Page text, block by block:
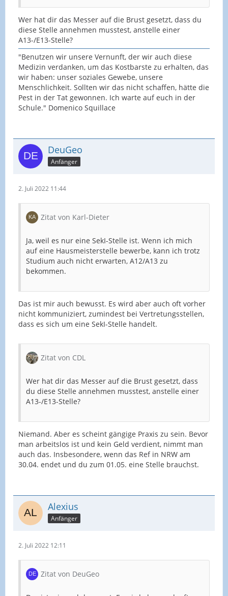
Wer hat dir das Messer auf die Brust gesetzt, dass du
diese Stelle annehmen musstest, anstelle einer
A13-/E13-Stelle?
"Benutzen wir unsere Vernunft, der wir auch diese
Medizin verdanken, um das Kostbarste zu erhalten, das
wir haben: unser soziales Gewebe, unsere
Menschlichkeit. Sollten wir das nicht schaffen, hätte die
Pest in der Tat gewonnen. Ich warte auf euch in der
Schule." Domenico Squillace
DeuGeo
Anfänger
2. Juli 2022 11:44
Zitat von Karl-Dieter
Ja, weil es nur eine SekI-Stelle ist. Wenn ich mich
auf eine Hausmeisterstelle bewerbe, kann ich trotz
Studium auch nicht erwarten, A12/A13 zu
bekommen.
Das ist mir auch bewusst. Es wird aber auch oft vorher
nicht kommuniziert, zumindest bei Vertretungsstellen,
dass es sich um eine SekI-Stelle handelt.
Zitat von CDL
Wer hat dir das Messer auf die Brust gesetzt, dass
du diese Stelle annehmen musstest, anstelle einer
A13-/E13-Stelle?
Niemand. Aber es scheint gängige Praxis zu sein. Bevor
man arbeitslos ist und kein Geld verdient, nimmt man
auch das. Insbesondere, wenn das Ref in NRW am
30.04. endet und du zum 01.05. eine Stelle brauchst.
Alexius
Anfänger
2. Juli 2022 12:11
Zitat von DeuGeo